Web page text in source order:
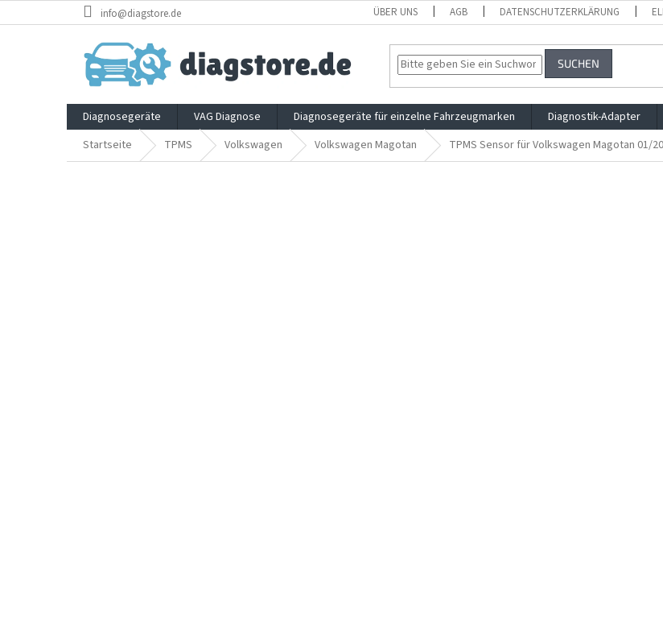
Inhalt
info@diagstore.de ÜBER UNS AGB DATENSCHUTZERKLÄRUNG
SUCHEN
Diagnosegeräte VAG Diagnose Diagnosegeräte für einzelne Fahrzeugmarken Diagnostik-Adapter
Startseite
TPMS Volkswagen Volkswagen Magotan TPMS Sensor für Volkswagen Magotan 01/